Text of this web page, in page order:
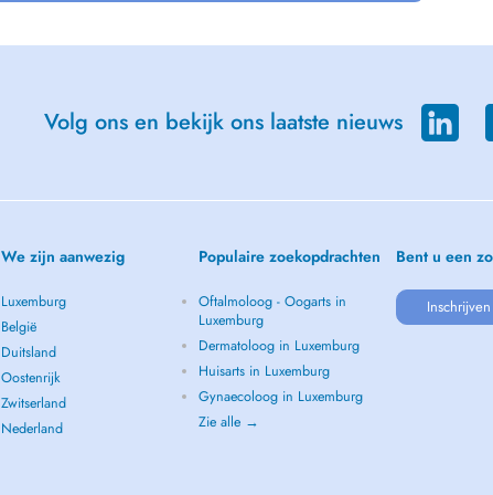
Volg ons en bekijk ons laatste nieuws
We zijn aanwezig
Luxemburg
België
Duitsland
Oostenrijk
Zwitserland
Nederland
Populaire zoekopdrachten
Oftalmoloog - Oogarts in
Luxemburg
Dermatoloog in Luxemburg
Huisarts in Luxemburg
Gynaecoloog in Luxemburg
Zie alle →
Bent u een